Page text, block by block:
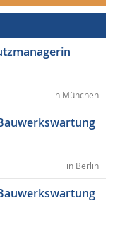
in München
in Berlin